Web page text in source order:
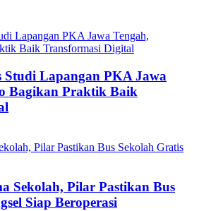
Studi Lapangan PKA Jawa
Bagikan Praktik Baik
Sekolah, Pilar Pastikan Bus
Siap Beroperasi